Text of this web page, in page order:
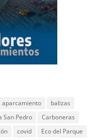
aparcamiento
balizas
San Pedro
Carboneras
covid
Eco del Parque